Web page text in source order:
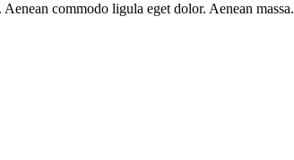
commodo ligula eget dolor. Aenean massa.